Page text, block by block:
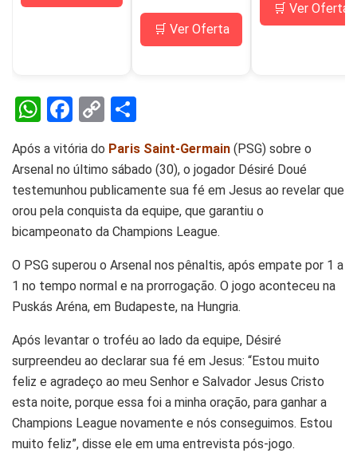
🛒 Ver Oferta
🛒 Ver Oferta
W
at
s
A
p
p
F
ce
b
o
o
k
C
py
Li
n
k
ar
e
Após a vitória do Paris Saint-Germain (PSG) sobre o
Arsenal no último sábado (30), o jogador Désiré Doué
testemunhou publicamente sua fé em Jesus ao revelar que
orou pela conquista da equipe, que garantiu o
bicampeonato da Champions League.
O PSG superou o Arsenal nos pênaltis, após empate por 1 a
1 no tempo normal e na prorrogação. O jogo aconteceu na
Puskás Aréna, em Budapeste, na Hungria.
Após levantar o troféu ao lado da equipe, Désiré
surpreendeu ao declarar sua fé em Jesus: “Estou muito
feliz e agradeço ao meu Senhor e Salvador Jesus Cristo
esta noite, porque essa foi a minha oração, para ganhar a
Champions League novamente e nós conseguimos. Estou
muito feliz”, disse ele em uma entrevista pós-jogo.